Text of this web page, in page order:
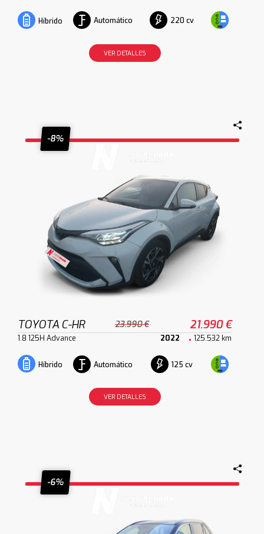
Híbrido Automático 220 cv
VER DETALLES
-8%
TOYOTA C-HR 23.990 € 21.990 €
1.8 125H Advance 2022 125.532 km
Híbrido Automático 125 cv
VER DETALLES
-6%